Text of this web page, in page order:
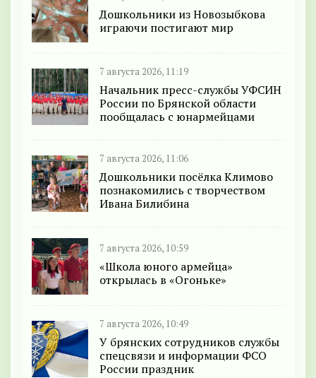
Дошкольники из Новозыбкова
играючи постигают мир
7 августа 2026, 11:19
Начальник пресс-службы УФСИН
России по Брянской области
пообщалась с юнармейцами
7 августа 2026, 11:06
Дошкольники посёлка Климово
познакомились с творчеством
Ивана Билибина
7 августа 2026, 10:59
«Школа юного армейца»
открылась в «Огоньке»
7 августа 2026, 10:49
У брянских сотрудников службы
спецсвязи и информации ФСО
России праздник